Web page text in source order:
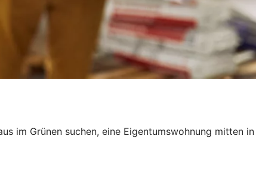
im Grünen suchen, eine Eigentumswohnung mitten in